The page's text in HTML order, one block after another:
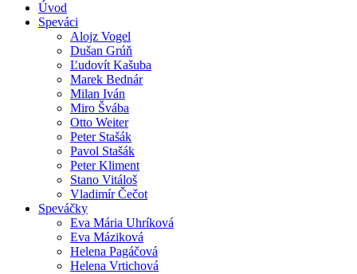
Úvod
Speváci
Alojz Vogel
Dušan Grúň
Ľudovít Kašuba
Marek Bednár
Milan Iván
Miro Švába
Otto Weiter
Peter Stašák
Pavol Stašák
Peter Kliment
Stano Vitáloš
Vladimír Čečot
Speváčky
Eva Mária Uhríková
Eva Máziková
Helena Pagáčová
Helena Vrtichová